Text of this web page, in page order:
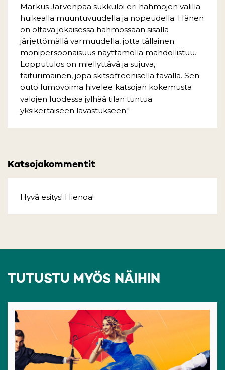
Markus Järvenpää sukkuloi eri hahmojen välillä
huikealla muuntuvuudella ja nopeudella. Hänen
on oltava jokaisessa hahmossaan sisällä
järjettömällä varmuudella, jotta tällainen
monipersoonaisuus näyttämöllä mahdollistuu.
Lopputulos on miellyttävä ja sujuva,
taiturimainen, jopa skitsofreenisella tavalla. Sen
outo lumovoima hivelee katsojan kokemusta
valojen luodessa jylhää tilan tuntua
yksikertaiseen lavastukseen."
Katsojakommentit
Hyvä esitys! Hienoa!
TUTUSTU MYÖS NÄIHIN